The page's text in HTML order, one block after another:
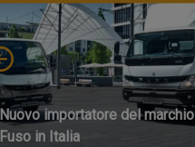
Nuovo importatore del marchio
Fuso in Italia